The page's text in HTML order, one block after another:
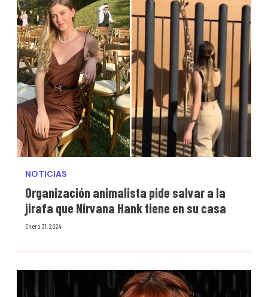
NOTICIAS
Organización animalista pide salvar a la
jirafa que Nirvana Hank tiene en su casa
Enero 31, 2024